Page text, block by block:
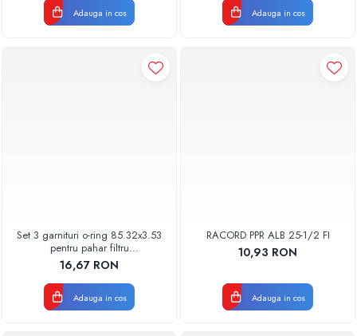
Adauga in cos Adauga in cos
Set 3 garnituri o-ring 85.32x3.53
pentru pahar filtru
AQUA06030000000
16,67 RON
Adauga in cos
RACORD PPR ALB 25-1/2 FI
10,93 RON
Adauga in cos